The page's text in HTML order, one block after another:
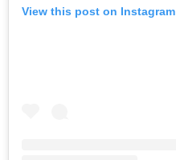
View this post on Instagram